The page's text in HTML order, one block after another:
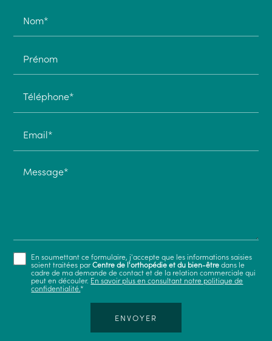
Nom*
Prénom
Téléphone*
Email*
Message*
En soumettant ce formulaire, j'accepte que les informations saisies
soient traitées parCentre de l'orthopédie et du bien-êtredans le
cadre de ma demande de contact et de la relation commerciale qui
peut en découler. En savoir plus en consultant notre politique de
confidentialité.*